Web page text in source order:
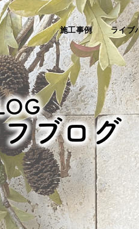
施工事例 ライブ
ブログ